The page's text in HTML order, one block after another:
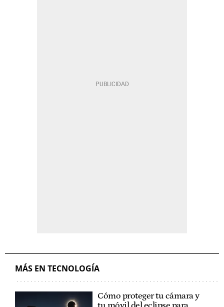
MÁS EN TECNOLOGÍA
Cómo proteger tu cámara y